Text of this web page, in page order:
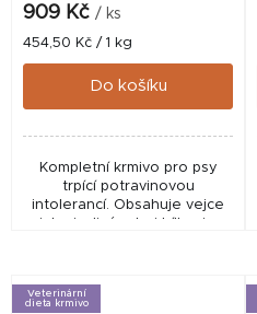
909 Kč / ks
Měrná
cena:
454,50 Kč / 1 kg
Do košíku
Kompletní krmivo pro psy
trpící potravinovou
intolerancí. Obsahuje vejce
jako jediný zdroj bílkovin.
Veterinární
dieta krmivo